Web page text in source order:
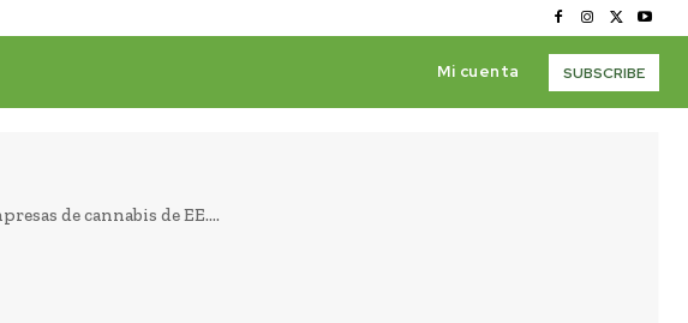
Mi cuenta SUBSCRIBE
de cannabis de EE....